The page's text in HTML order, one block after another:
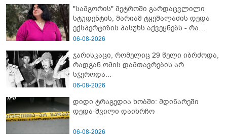
"სამგორის" მეტროში გარდაცვლილი
სტუდენტის, მარიამ ტყემალაძის დედა
ექსპერტიზის პასუხს აქვეყნებს - რა
გახდა გოგონას გარდაცვალების მიზეზი?
06-08-2026
ჯარისკაცი, რომელიც 29 წელი იბრძოდა,
რადგან ომის დამთავრების არ
სჯეროდა...
06-08-2026
დიდი ტრაგედია ხობში: მდინარეში
დედა-შვილი დაიხრჩო
06-08-2026